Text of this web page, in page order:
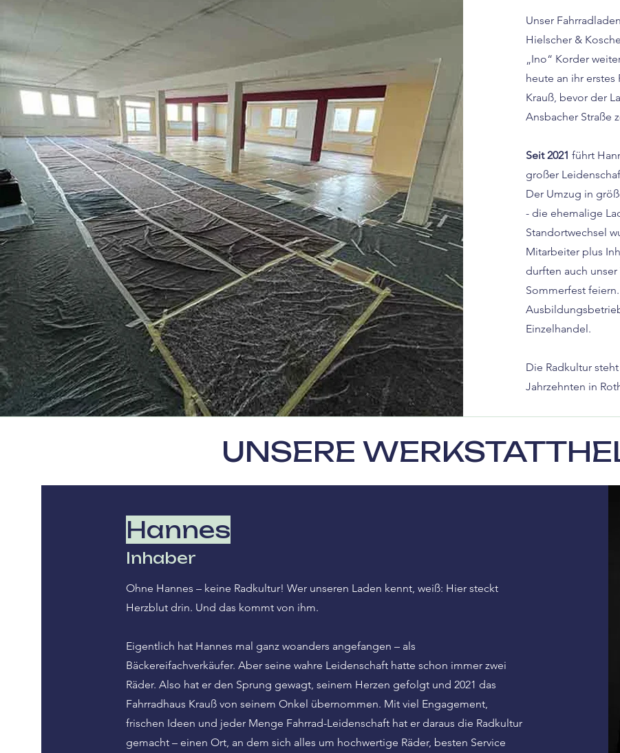
Unser
Hielscher &
„Ino“ Korder
heute an ihr erstes
Krauß, bevor der
Ansbacher Straße
Seit 2021 führt
großer
Der Umzug in
- die ehemalige
Standortwechsel
Mitarbeiter plus
durften auch
Sommerfest
Einzelhandel.
Die Radkultur
Jahrzehnten in
Hannes
Inhaber
Ohne Hannes – keine Radkultur! Wer unseren Laden kennt, weiß: Hier steckt
Herzblut drin. Und das kommt von ihm.
Eigentlich hat Hannes mal ganz woanders angefangen – als
Bäckereifachverkäufer. Aber seine wahre Leidenschaft hatte schon immer zwei
Räder. Also hat er den Sprung gewagt, seinem Herzen gefolgt und 2021 das
Fahrradhaus Krauß von seinem Onkel übernommen. Mit viel Engagement,
frischen Ideen und jeder Menge Fahrrad-Leidenschaft hat er daraus die Radkultur
gemacht – einen Ort, an dem sich alles um hochwertige Räder, besten Service
UNSERE